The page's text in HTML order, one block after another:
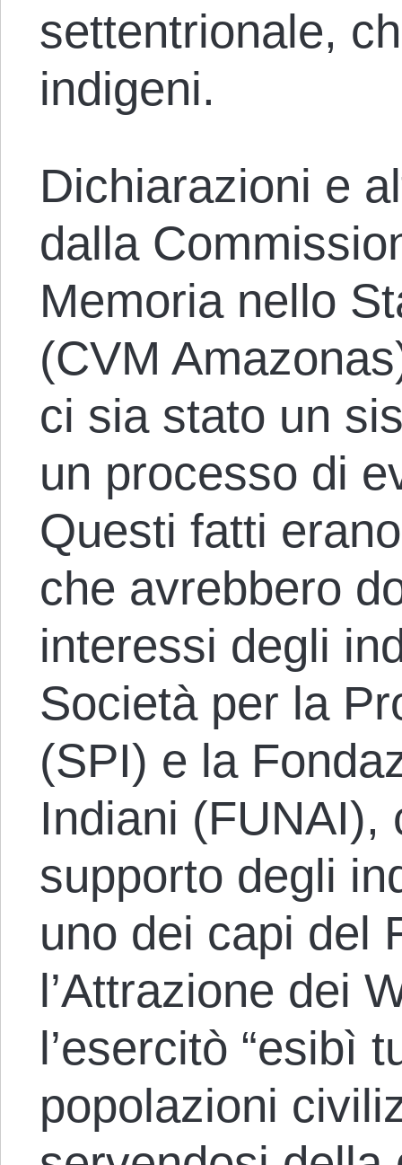
settentrionale,
indigeni.
Dichiarazioni e
dalla
Memoria nello
(CVM
ci sia stato un
un processo di
Questi fatti
che avrebbero
interessi degli
Società per la
(SPI) e la
Indiani (FUNAI),
supporto degli
uno dei capi del
l’Attrazione dei
l’esercitò “esibì
popolazioni